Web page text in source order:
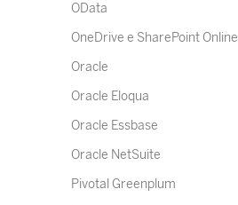
OData
OneDrive e SharePoint Online
Oracle
Oracle Eloqua
Oracle Essbase
Oracle NetSuite
Pivotal Greenplum